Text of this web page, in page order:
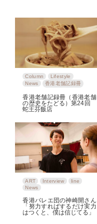
Column
Lifestyle
News
香港老舗記録冊
香港老舗記録冊（香港老舗
の歴史をたどる）第24回
蛇王芬飯店
ART Interview
line
News
香港バレエ団の神崎開さん
「努力すればするだけ実力
はつくと、僕は信じてる」